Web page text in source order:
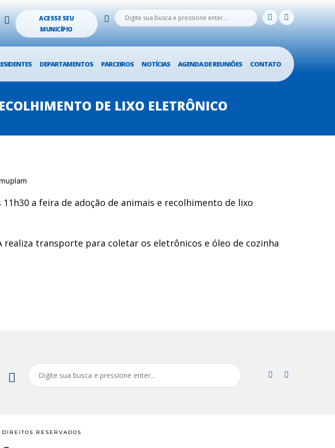
ACESSE SEU
MUNICÍPIO
DEPARTAMENTOS PARCEIROS NOTÍCIAS AGENDA DE REUNIÕES CONTATO
DE LIXO ELETRÔNICO
a feira de adoção de animais e recolhimento de lixo
realiza transporte para coletar os eletrônicos e óleo de cozinha
RESERVADOS